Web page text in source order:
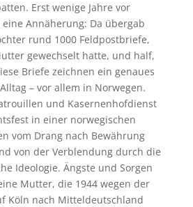
Erst wenige Jahre vor
Annäherung: Da übergab
rund 1000 Feldpostbriefe,
gewechselt hatte, und half,
Briefe zeichnen ein genaues
– vor allem in Norwegen.
und Kasernenhofdienst
in einer norwegischen
vom Drang nach Bewährung
von der Verblendung durch die
Ideologie. Ängste und Sorgen
Mutter, die 1944 wegen der
Köln nach Mitteldeutschland